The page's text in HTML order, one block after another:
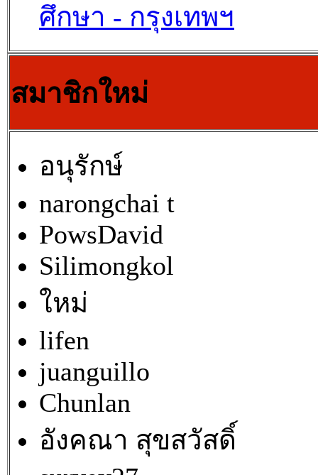
ศึกษา - กรุงเทพฯ
สมาชิกใหม่
อนุรักษ์
narongchai t
PowsDavid
Silimongkol
ใหม่
lifen
juanguillo
Chunlan
อังคณา สุขสวัสดิ์